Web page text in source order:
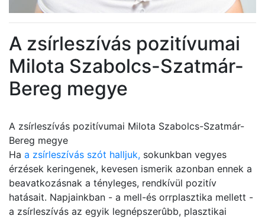
A zsírleszívás pozitívumai
Milota Szabolcs-Szatmár-
Bereg megye
A zsírleszívás pozitívumai Milota Szabolcs-Szatmár-
Bereg megye
Ha a zsírleszívás szót halljuk, sokunkban vegyes
érzések keringenek, kevesen ismerik azonban ennek a
beavatkozásnak a tényleges, rendkívül pozitív
hatásait. Napjainkban - a mell-és orrplasztika mellett -
a zsírleszívás az egyik legnépszerûbb, plasztikai